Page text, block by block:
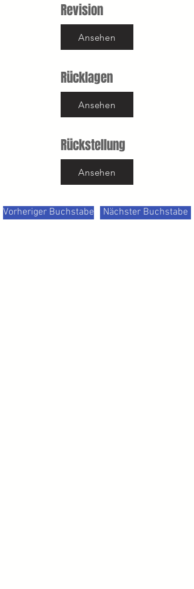
Revision
Ansehen
Rücklagen
Ansehen
Rückstellung
Ansehen
Vorheriger Buchstabe Nächster Buchstabe